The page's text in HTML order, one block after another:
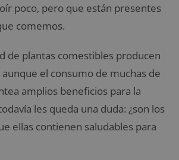
poco, pero que están presentes
comemos.
de plantas comestibles producen
el consumo de muchas de
amplios beneficios para la
les queda una duda: ¿son los
ellas contienen saludables para